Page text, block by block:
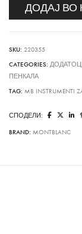
ДОДАЈ
SKU: 220355
CATEGORIES:
ПЕНКАЛА
TAG: MB INSTRUMENTI
СПОДЕЛИ:
BRAND: MONTBLANC